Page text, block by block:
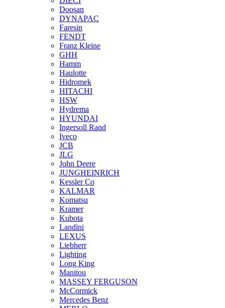
Doosan
DYNAPAC
Faresin
FENDT
Franz Kleine
GHH
Hamm
Haulotte
Hidromek
HITACHI
HSW
Hydrema
HYUNDAI
Ingersoll Rand
Iveco
JCB
JLG
John Deere
JUNGHEINRICH
Kessler Co
KALMAR
Komatsu
Kramer
Kubota
Landini
LEXUS
Liebherr
Lighting
Long King
Manitou
MASSEY FERGUSON
McCormick
Mercedes Benz